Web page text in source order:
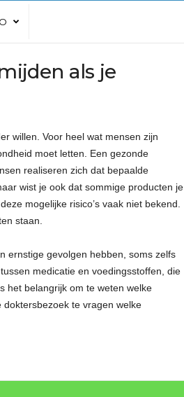
als je
willen. Voor heel wat mensen zijn
moet letten. Een gezonde
realiseren zich dat bepaalde
wist je ook dat sommige producten je
mogelijke risico’s vaak niet bekend.
staan.
ernstige gevolgen hebben, soms zelfs
medicatie en voedingsstoffen, die
het belangrijk om te weten welke
te vragen welke